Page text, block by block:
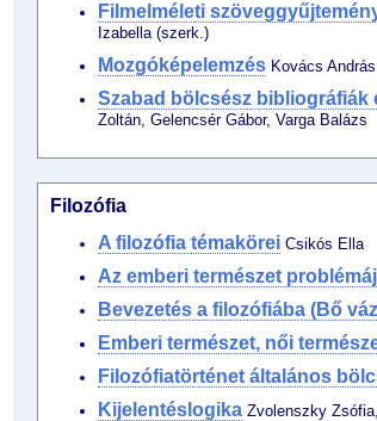
Filmelméleti
Izabella (szerk.)
Mozgóképelemzés Kovács
Szabad bölcsész bibliográfiák
Zoltán, Gelencsér Gábor, Varga Balázs
Filozófia
A filozófia témakörei Csikós Ella
Az emberi természet
Bevezetés a filozófiába (Bő
Emberi természet, női
Filozófiatörténet általános
Kijelentéslogika Zvolenszky